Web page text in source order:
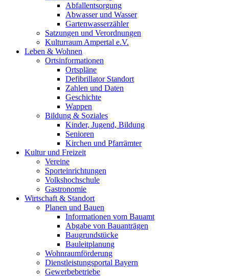
Abfallentsorgung
Abwasser und Wasser
Gartenwasserzähler
Satzungen und Verordnungen
Kulturraum Ampertal e.V.
Leben & Wohnen
Ortsinformationen
Ortspläne
Defibrillator Standort
Zahlen und Daten
Geschichte
Wappen
Bildung & Soziales
Kinder, Jugend, Bildung
Senioren
Kirchen und Pfarrämter
Kultur und Freizeit
Vereine
Sporteinrichtungen
Volkshochschule
Gastronomie
Wirtschaft & Standort
Planen und Bauen
Informationen vom Bauamt
Abgabe von Bauanträgen
Baugrundstücke
Bauleitplanung
Wohnraumförderung
Dienstleistungsportal Bayern
Gewerbebetriebe